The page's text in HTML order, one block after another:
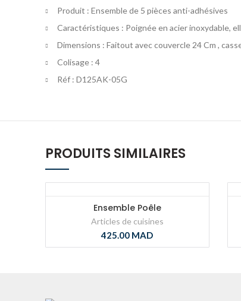
Produit : Ensemble de 5 pièces anti-adhésives
Caractéristiques : Poignée en acier inoxydable,
Dimensions : Faitout avec couvercle 24 Cm ,
Colisage : 4
Réf : D125AK-05G
PRODUITS SIMILAIRES
Ensemble Poêle
Articles de cuisines
425.00 MAD